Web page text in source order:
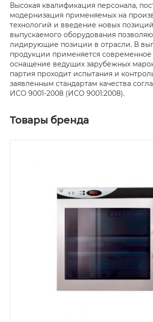
Высокая квалификация персонала,
модернизация применяемых на
технологий и введение новых
выпускаемого оборудования
лидирующие позиции в отрасли. В
продукции применяется современное
оснащение ведущих зарубежных
партия проходит испытания и
заявленным стандартам качества
ИСО 9001-2008 (ИСО 9001:2008).
Товары бренда